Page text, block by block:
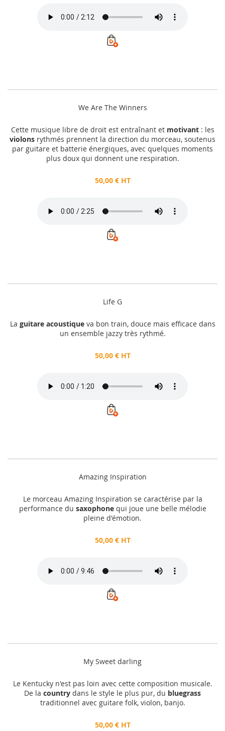
We Are The Winners
Cette musique libre de droit est entraînant et motivant: les
violons rythmés prennent la direction du morceau, soutenus
par guitare et batterie énergiques, avec quelques moments
plus doux qui donnent une respiration.
50,00 € HT
Life G
La guitare acoustiqueva bon train, douce mais efficace dans
un ensemble jazzy très rythmé.
50,00 € HT
Amazing Inspiration
Le morceau Amazing Inspiration se caractérise par la
performance du saxophonequi joue une belle mélodie
pleine d'émotion.
50,00 € HT
My Sweet darling
Le Kentucky n'est pas loin avec cette composition musicale.
De la country dans le style le plus pur, du bluegrass
traditionnel avec guitare folk, violon, banjo.
50,00 € HT